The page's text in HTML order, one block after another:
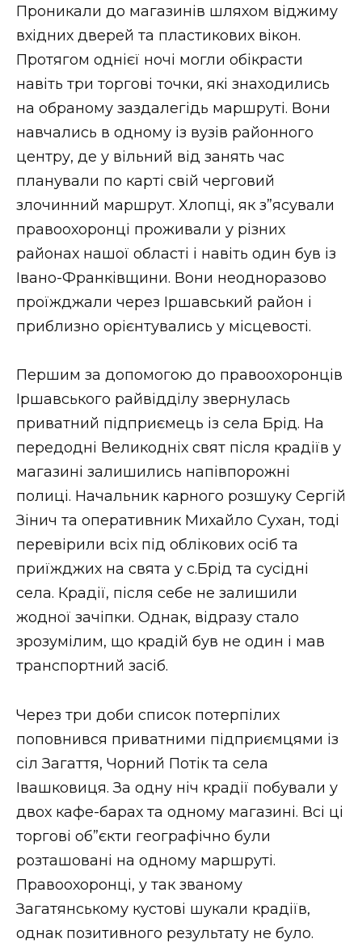
Проникали до магазинів шляхом віджиму
вхідних дверей та пластикових вікон.
Протягом однієї ночі могли обікрасти
навіть три торгові точки, які знаходились
на обраному заздалегідь маршруті. Вони
навчались в одному із вузів районного
центру, де у вільний від занять час
планували по карті свій черговий
злочинний маршрут. Хлопці, як з”ясували
правоохоронці проживали у різних
районах нашої області і навіть один був із
Івано-Франківщини. Вони неодноразово
проїжджали через Іршавський район і
приблизно орієнтувались у місцевості.
Першим за допомогою до правоохоронців
Іршавського райвідділу звернулась
приватний підприємець із села Брід. На
передодні Великодніх свят після крадіїв у
магазині залишились напівпорожні
полиці. Начальник карного розшуку Сергій
Зінич та оперативник Михайло Сухан, тоді
перевірили всіх під облікових осіб та
приїжджих на свята у с.Брід та сусідні
села. Крадії, після себе не залишили
жодної зачіпки. Однак, відразу стало
зрозумілим, що крадій був не один і мав
транспортний засіб.
Через три доби список потерпілих
поповнився приватними підприємцями із
сіл Загаття, Чорний Потік та села
Івашковиця. За одну ніч крадії побували у
двох кафе-барах та одному магазині. Всі ці
торгові об”єкти географічно були
розташовані на одному маршруті.
Правоохоронці, у так званому
Загатянському кустові шукали крадіїв,
однак позитивного результату не було.